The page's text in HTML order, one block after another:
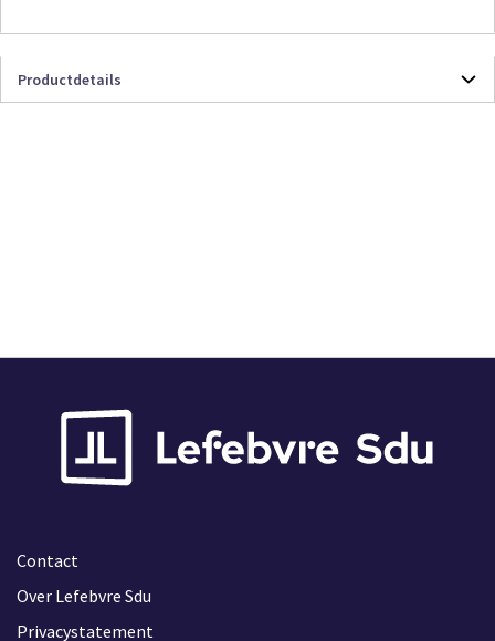
Productdetails
822
Contact
Over Lefebvre Sdu
Privacystatement